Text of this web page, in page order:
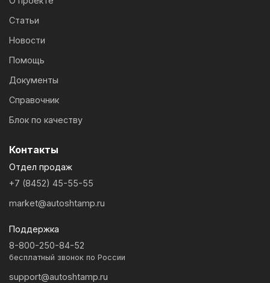
Статьи
Новости
Помощь
Документы
Справочник
Блок по качеству
Контакты
Отдел продаж
+7 (8452) 45-55-55
market@autoshtamp.ru
Поддержка
8-800-250-84-52
бесплатный звонок по России
support@autoshtamp.ru